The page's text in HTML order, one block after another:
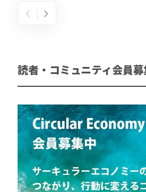
読者・コミュニティ会員募